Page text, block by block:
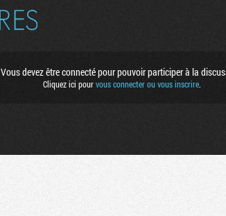
Vous devez être connecté pour pouvoir participer à la
Cliquez ici pourvous connecter ou vous inscrire.